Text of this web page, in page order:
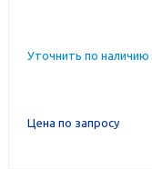
Уточнить по наличию
Цена по запросу